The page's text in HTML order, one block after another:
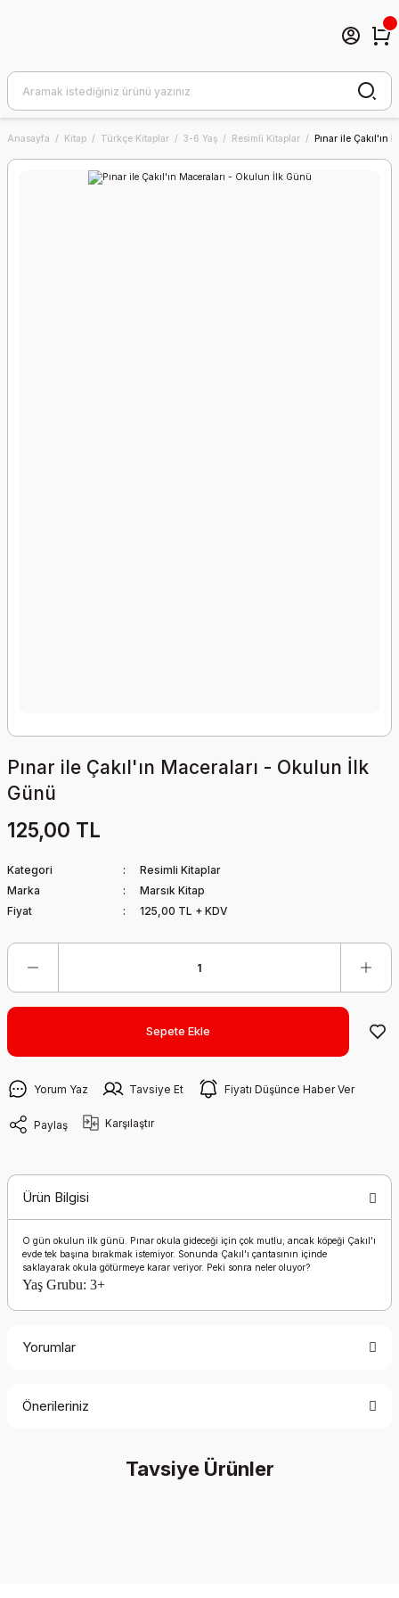
Anasayfa Kitap Türkçe Kitaplar 3-6 Yaş Resimli Kitaplar Pınar ile Çakıl'ın
Pınar ile Çakıl'ın Maceraları - Okulun İlk
Günü
125,00 TL
Kategori
Resimli Kitaplar
Marka
Marsık Kitap
Fiyat
125,00 TL + KDV
Sepete Ekle
Yorum Yaz Tavsiye Et Fiyatı Düşünce Haber Ver
Paylaş Karşılaştır
Ürün Bilgisi
O gün okulun ilk günü. Pınar okula gideceği için çok mutlu; ancak köpeği Çakıl'ı
evde tek başına bırakmak istemiyor. Sonunda Çakıl'ı çantasının içinde
saklayarak okula götürmeye karar veriyor. Peki sonra neler oluyor?
Yaş Grubu: 3+
Yorumlar
Yorum Yaz
Önerileriniz
konularda yetersiz gördüğünüz noktaları öneri formunu
Tavsiye Ürünler